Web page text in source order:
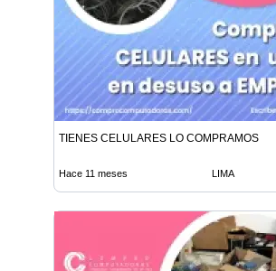
TIENES CELULARES LO COMPRAMOS
Hace 11 meses LIMA